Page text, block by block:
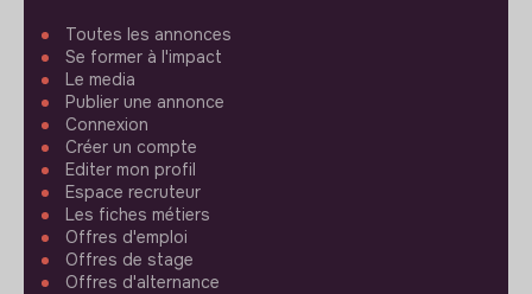
Toutes les annonces
Se former à l'impact
Le media
Publier une annonce
Connexion
Créer un compte
Editer mon profil
Espace recruteur
Les fiches métiers
Offres d'emploi
Offres de stage
Offres d'alternance